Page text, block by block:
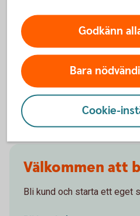
inom allmän pension är
premiepension och
någon, eller låg, inkomst).
pension.
Allmänpension
Välkommen att
Bli kund och starta ett eget
Godkänn
Bara
Cookie-